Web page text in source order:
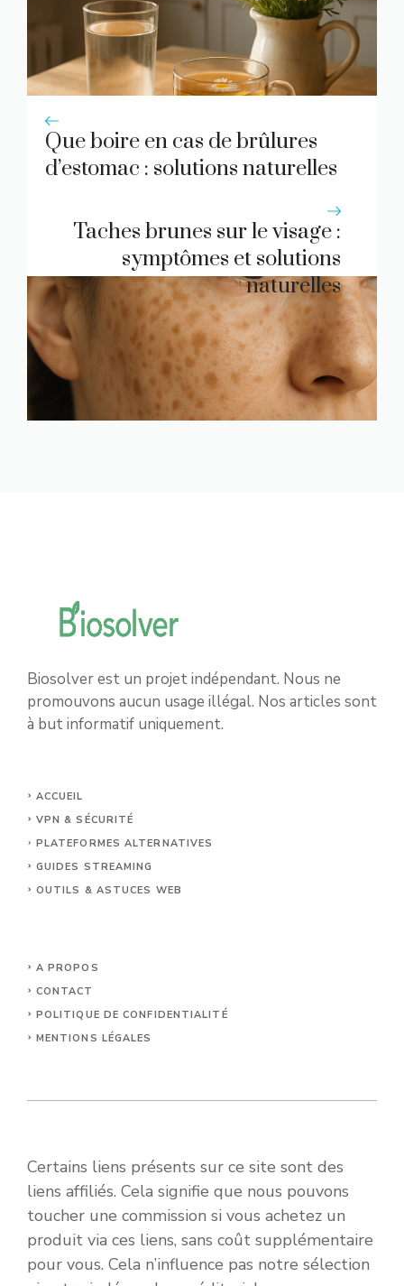
Que boire en cas de brûlures
d’estomac : solutions naturelles
Taches brunes sur le visage :
symptômes et solutions
naturelles
Biosolver est un projet indépendant. Nous ne
promouvons aucun usage illégal. Nos articles sont
à but informatif uniquement.
ACCUEIL
VPN & SÉCURITÉ
PLATEFORMES ALTERNATIVES
GUIDES STREAMING
OUTILS & ASTUCES WEB
A PROPOS
CONTACT
POLITIQUE DE CONFIDENTIALITÉ
MENTIONS LÉGALES
Certains liens présents sur ce site sont des
liens affiliés. Cela signifie que nous pouvons
toucher une commission si vous achetez un
produit via ces liens, sans coût supplémentaire
pour vous. Cela n’influence pas notre sélection